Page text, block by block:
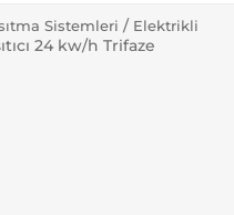
Sistemleri / Elektrikli
24 kw/h Trifaze